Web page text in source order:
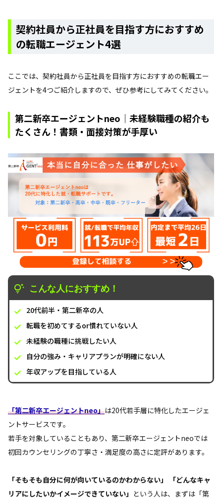
契約社員から正社員を目指す方におすすめ
の転職エージェント4選
ここでは、契約社員から正社員を目指す方におすすめの転職エー
ジェントを4つご紹介しますので、ぜひ参考にしてみてください。
第二新卒エージェントneo｜未経験職種の紹介も
たくさん！書類・面接対策が手厚い
こんな人におすすめ！
20代前半・第二新卒の人
転職を初めてするor慣れていない人
未経験の職種に挑戦したい人
自分の強み・キャリアプランが明確にない人
年収アップを目指している人
「第二新卒エージェントneo」は20代若手層に特化したエージェ
ントサービスです。
若手を対象していることもあり、第二新卒エージェントneoでは
初回カウンセリングの丁寧さ・満足度の高さに定評があります。
「そもそも自分に何が向いているのかわからない」 「どんなキャ
リアにしたいかイメージできていない」 という人は、まずは「第